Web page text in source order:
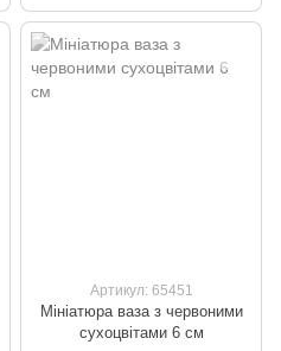
Артикул: 65451
Мініатюра ваза з червоними
сухоцвітами 6 см